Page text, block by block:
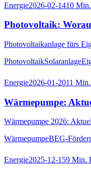
Energie2026-02-1410
Photovoltaik:
Photovoltaikanlage fürs
PhotovoltaikSolaranlage
Energie2026-01-2011 Min.
Wärmepumpe:
Wärmepumpe 2026:
WärmepumpeBEG-
Energie2025-12-159 Min.